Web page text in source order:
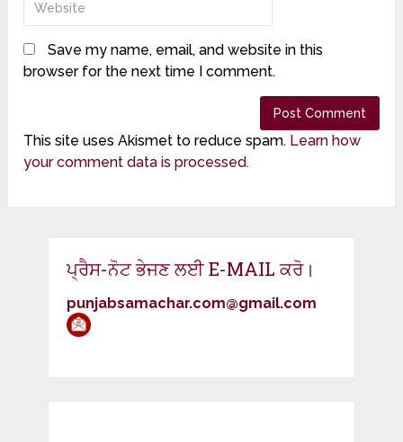
Save my name, email, and website in this
browser for the next time I comment.
This site uses Akismet to reduce spam. Learn how
your comment data is processed.
ਪ੍ਰੈਸ-ਨੋਟ ਭੇਜਣ ਲਈ E-MAIL ਕਰੋ।
punjabsamachar.com@gmail.com